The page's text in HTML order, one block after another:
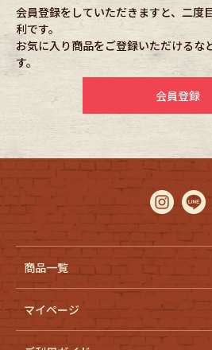
Fafatt
小物・アクセサリ
Eye Wear
Accessory
Belt
Keyring
FAFATT
会員登録をしていただきますと、二度
利です。
お気に入り商品をご登録いただけるな
す。
会員登録
商品一覧
マイページ